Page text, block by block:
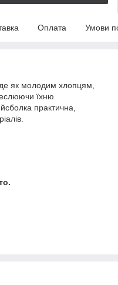
Оплата Умови
як молодим хлопцям,
їхню
практична,